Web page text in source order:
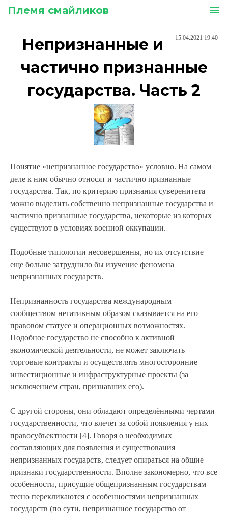
Племя смайликов menu
15.04.2021 19:40
Непризнанные и
частично признанные
государства. Часть 2
Понятие «непризнанное государство» условно. На самом
деле к ним обычно относят и частично признанные
государства. Так, по критерию признания суверенитета
можно выделить собственно непризнанные государства и
частично признанные государства, некоторые из которых
существуют в условиях военной оккупации.
Подобные типологии несовершенны, но их отсутствие
еще больше затруднило бы изучение феномена
непризнанных государств.
Непризнанность государства международным
сообществом негативным образом сказывается на его
правовом статусе и операционных возможностях.
Подобное государство не способно к активной
экономической деятельности, не может заключать
торговые контракты и осуществлять многосторонние
инвестиционные и инфраструктурные проекты (за
исключением стран, признавших его).
С другой стороны, они обладают определёнными чертами
государственности, что влечет за собой появления у них
правосубъектности [4]. Говоря о необходимых
составляющих для появления и существования
непризнанных государств, следует опираться на общие
признаки государственности. Вполне закономерно, что все
особенности, присущие общепризнанным государствам
тесно перекликаются с особенностями непризнанных
государств (по сути, непризнанное государство от